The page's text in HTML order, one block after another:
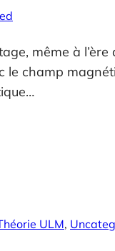
même à l’ère
le champ
ULM,